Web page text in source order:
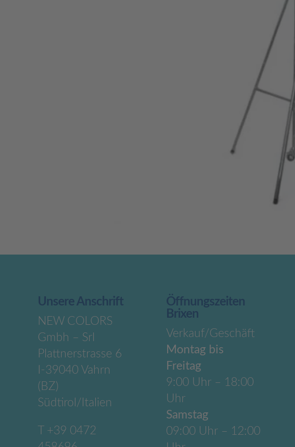
Unsere Anschrift
NEW COLORS
Gmbh – Srl
Plattnerstrasse 6
I-39040 Vahrn
(BZ)
Südtirol/Italien
+39 0472
Öffnungszeiten
Brixen
Verkauf/Geschäft
Montag bis
Freitag
9:00 Uhr – 18:00
Uhr
Samstag
09:00 Uhr – 12:00